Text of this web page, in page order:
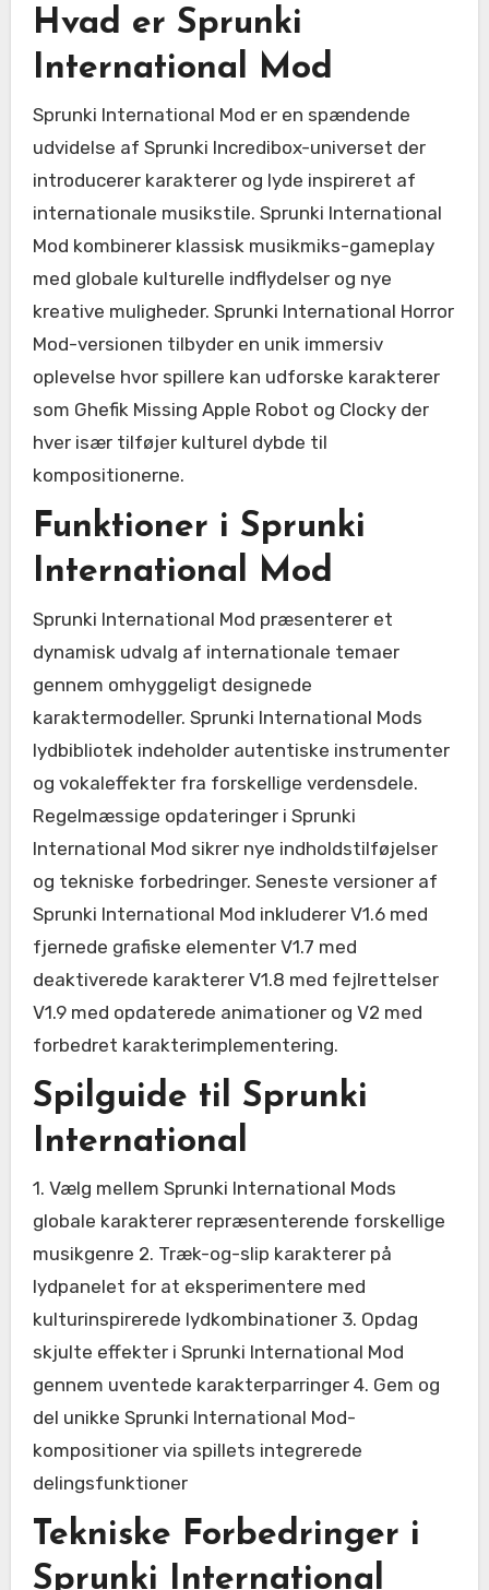
Hvad er Sprunki
International Mod
Sprunki International Mod er en spændende
udvidelse af Sprunki Incredibox-universet der
introducerer karakterer og lyde inspireret af
internationale musikstile. Sprunki International
Mod kombinerer klassisk musikmiks-gameplay
med globale kulturelle indflydelser og nye
kreative muligheder. Sprunki International Horror
Mod-versionen tilbyder en unik immersiv
oplevelse hvor spillere kan udforske karakterer
som Ghefik Missing Apple Robot og Clocky der
hver især tilføjer kulturel dybde til
kompositionerne.
Funktioner i Sprunki
International Mod
Sprunki International Mod præsenterer et
dynamisk udvalg af internationale temaer
gennem omhyggeligt designede
karaktermodeller. Sprunki International Mods
lydbibliotek indeholder autentiske instrumenter
og vokaleffekter fra forskellige verdensdele.
Regelmæssige opdateringer i Sprunki
International Mod sikrer nye indholdstilføjelser
og tekniske forbedringer. Seneste versioner af
Sprunki International Mod inkluderer V1.6 med
fjernede grafiske elementer V1.7 med
deaktiverede karakterer V1.8 med fejlrettelser
V1.9 med opdaterede animationer og V2 med
forbedret karakterimplementering.
Spilguide til Sprunki
International
1. Vælg mellem Sprunki International Mods
globale karakterer repræsenterende forskellige
musikgenre 2. Træk-og-slip karakterer på
lydpanelet for at eksperimentere med
kulturinspirerede lydkombinationer 3. Opdag
skjulte effekter i Sprunki International Mod
gennem uventede karakterparringer 4. Gem og
del unikke Sprunki International Mod-
kompositioner via spillets integrerede
delingsfunktioner
Tekniske Forbedringer i
Sprunki International